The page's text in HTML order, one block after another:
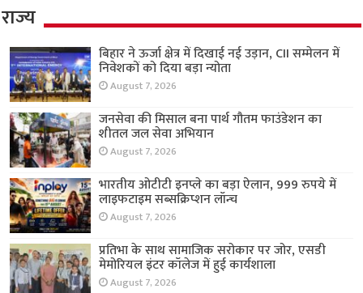
राज्य
बिहार ने ऊर्जा क्षेत्र में दिखाई नई उड़ान, CII सम्मेलन में
निवेशकों को दिया बड़ा न्योता
August 7, 2026
जनसेवा की मिसाल बना पार्थ गौतम फाउंडेशन का
शीतल जल सेवा अभियान
August 7, 2026
भारतीय ओटीटी इनप्ले का बड़ा ऐलान, 999 रुपये में
लाइफटाइम सब्सक्रिप्शन लॉन्च
August 7, 2026
प्रतिभा के साथ सामाजिक सरोकार पर जोर, एसडी
मेमोरियल इंटर कॉलेज में हुई कार्यशाला
August 7, 2026